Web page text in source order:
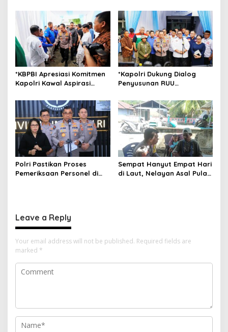
Kebersamaan Masyarakat
Kepulauan
*KBPBI Apresiasi Komitmen
Kapolri Kawal Aspirasi
Ketenagakerjaan*
*Kapolri Dukung Dialog
Penyusunan RUU
Jembatan Aspirasi Buruh*
Polri Pastikan Proses
Pemeriksaan Personel di
Sempat Hanyut Empat Hari
di Laut, Nelayan Asal Pulau
Leave a Reply
Your email address will not be published. Required fields are
marked *